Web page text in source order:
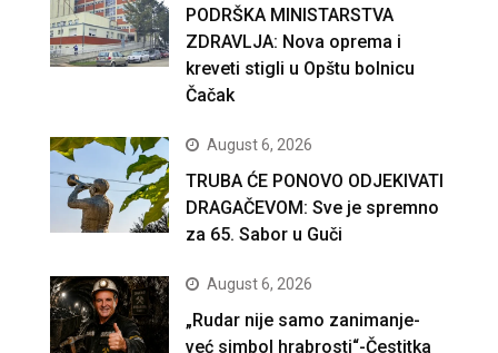
PODRŠKA MINISTARSTVA
ZDRAVLJA: Nova oprema i
kreveti stigli u Opštu bolnicu
Čačak
August 6, 2026
TRUBA ĆE PONOVO ODJEKIVATI
DRAGAČEVOM: Sve je spremno
za 65. Sabor u Guči
August 6, 2026
„Rudar nije samo zanimanje-
već simbol hrabrosti“-Čestitka